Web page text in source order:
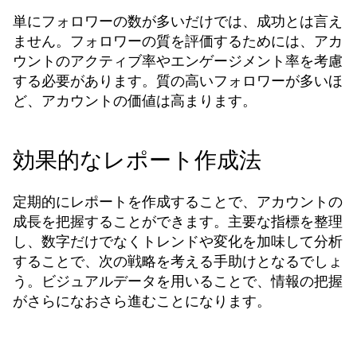
単にフォロワーの数が多いだけでは、成功とは言え
ません。フォロワーの質を評価するためには、アカ
ウントのアクティブ率やエンゲージメント率を考慮
する必要があります。質の高いフォロワーが多いほ
ど、アカウントの価値は高まります。
効果的なレポート作成法
定期的にレポートを作成することで、アカウントの
成長を把握することができます。主要な指標を整理
し、数字だけでなくトレンドや変化を加味して分析
することで、次の戦略を考える手助けとなるでしょ
う。ビジュアルデータを用いることで、情報の把握
がさらになおさら進むことになります。